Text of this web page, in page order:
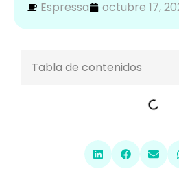
Espressa octubre 17,
Tabla de contenidos